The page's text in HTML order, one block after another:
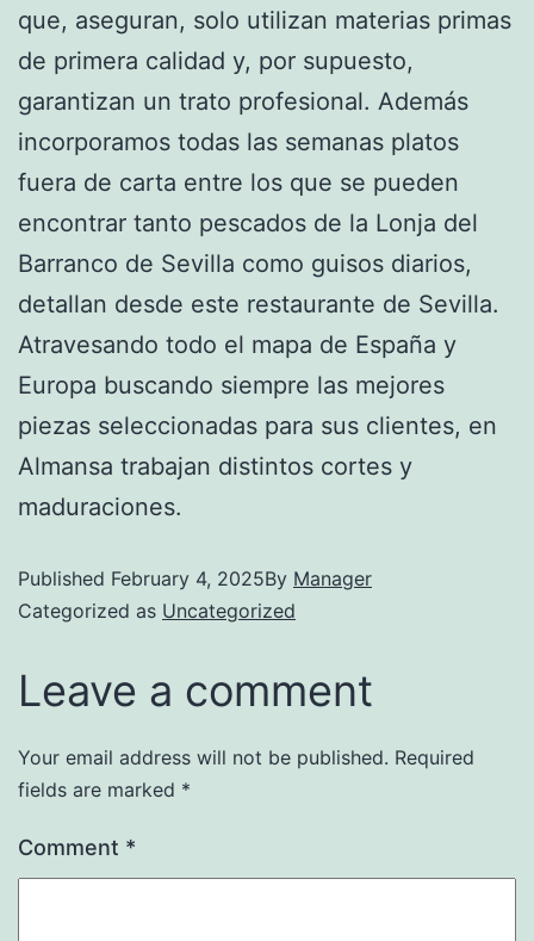
que, aseguran, solo utilizan materias primas
de primera calidad y, por supuesto,
garantizan un trato profesional. Además
incorporamos todas las semanas platos
fuera de carta entre los que se pueden
encontrar tanto pescados de la Lonja del
Barranco de Sevilla como guisos diarios,
detallan desde este restaurante de Sevilla.
Atravesando todo el mapa de España y
Europa buscando siempre las mejores
piezas seleccionadas para sus clientes, en
Almansa trabajan distintos cortes y
maduraciones.
Published February 4, 2025By Manager
Categorized as Uncategorized
Leave a comment
Your email address will not be published. Required
fields are marked *
Comment *